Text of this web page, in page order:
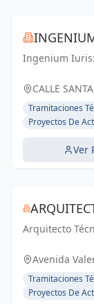
Ingenium
Soluciones
CALLE
Tramitaciones
Proyectos De
Ver
PÉREZ
Arquitecto
Avenida
Tramitaciones
Proyectos De